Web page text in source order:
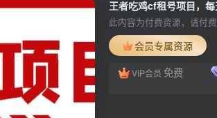
王者吃鸡cf租号项目，
此内容为付费资源，请付
会员专属资源
VIP会员 免费